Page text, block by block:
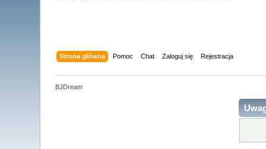
Strona główna Pomoc Chat Zaloguj się Rejestracja
BJDream